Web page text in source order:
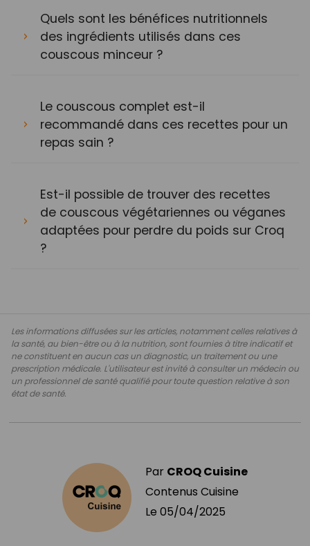
Quels sont les bénéfices nutritionnels
des ingrédients utilisés dans ces
couscous minceur ?
Le couscous complet est-il
recommandé dans ces recettes pour un
repas sain ?
Est-il possible de trouver des recettes
de couscous végétariennes ou véganes
adaptées pour perdre du poids sur Croq
?
Les informations diffusées sur les articles, notamment celles relatives à
la santé, au bien-être ou à la nutrition, sont fournies à titre indicatif et
ne constituent en aucun cas un diagnostic, un traitement ou une
prescription médicale. L'utilisateur est invité à consulter un médecin ou
un professionnel de santé qualifié pour toute question relative à son
état de santé.
Par CROQ Cuisine
Contenus Cuisine
Le 05/04/2025